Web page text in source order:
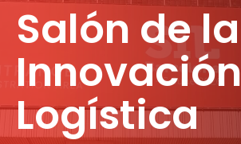
Salón de la
Innovación
Logística